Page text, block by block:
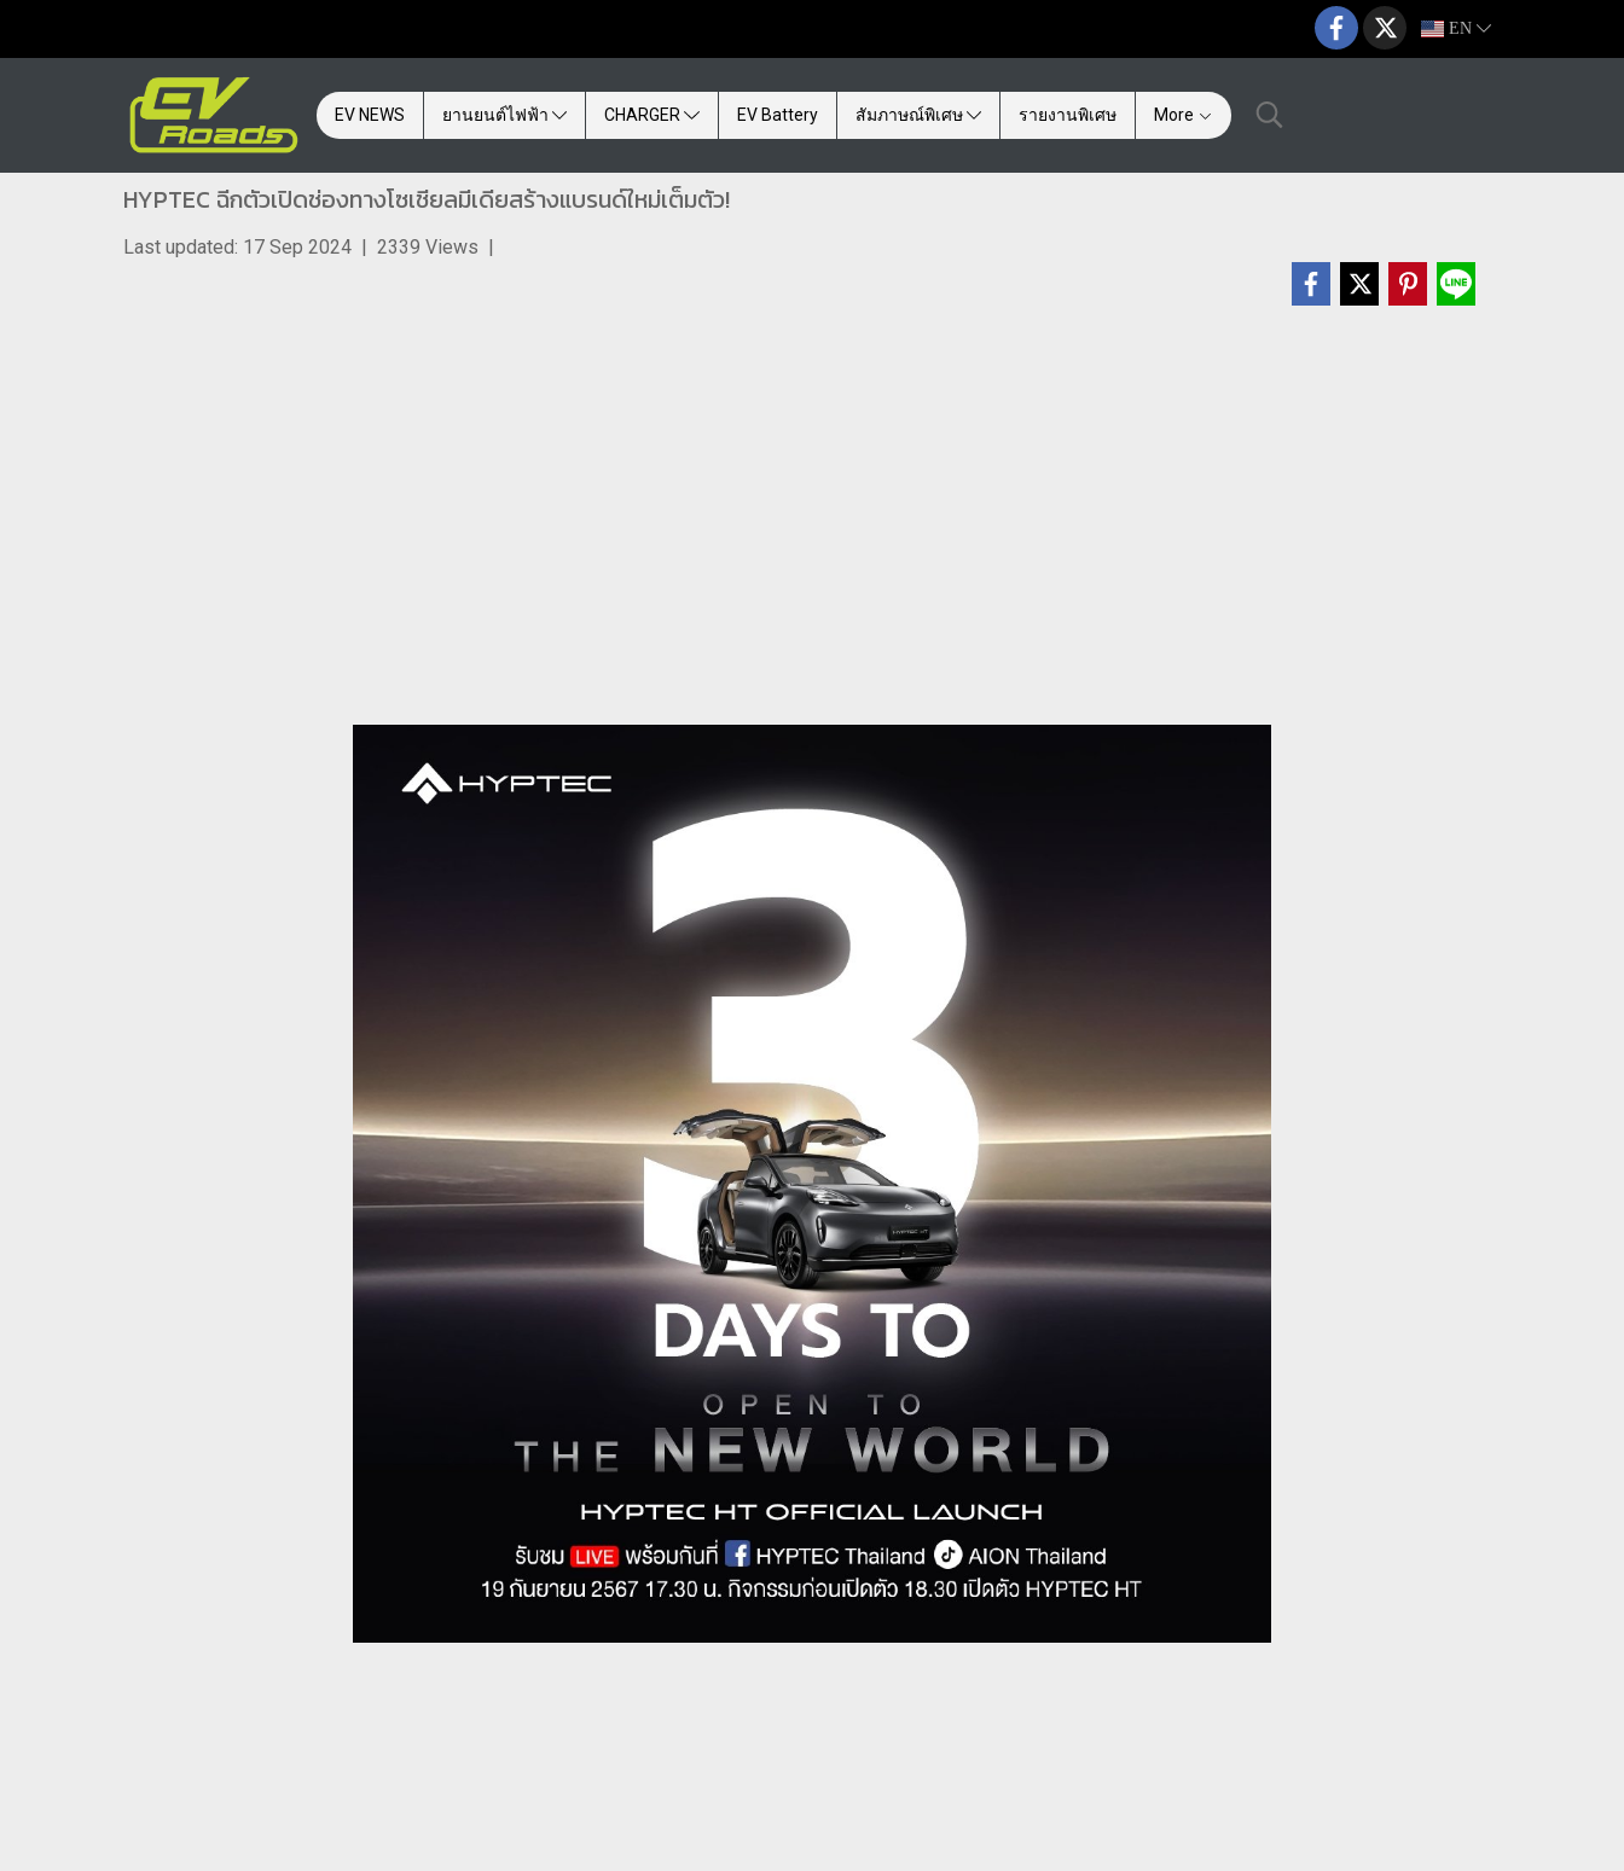
EN
EV NEWS ยานยนต์ไฟฟ้า CHARGER EV Battery สัมภาษณ์พิเศษ รายงานพิเศษ More
HYPTEC ฉีกตัวเปิดช่องทางโซเชียลมีเดียสร้างแบรนด์ใหม่เต็มตัว!
Last updated: 17 Sep 2024 | 2339 Views |